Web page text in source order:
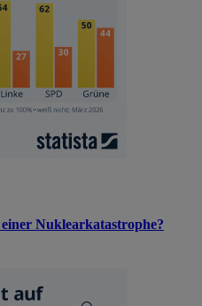
Nuklearkatastrophe?